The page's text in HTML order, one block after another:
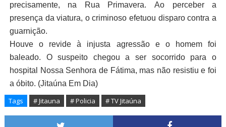
precisamente, na Rua Primavera.Ao perceber a
presença da viatura, o criminoso efetuou disparo contra a
guarnição.
Houve o revide à injusta agressão e o homem foi
baleado. O suspeito chegou a ser socorrido para o
hospital Nossa Senhora de Fátima, mas não resistiu e foi
a óbito. (Jitaúna Em Dia)
Tags # Jitauna # Policia # TV Jitaúna